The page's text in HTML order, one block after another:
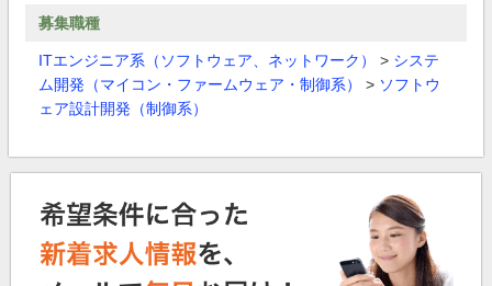
募集職種
ITエンジニア系（ソフトウェア、ネットワーク） > システ
ム開発（マイコン・ファームウェア・制御系）
> ソフトウ
ェア設計開発（制御系）